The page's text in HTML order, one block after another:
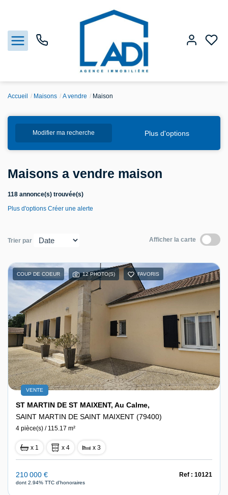
Vendre
Estimation
Agences
Accueil Maisons A vendre Maison
Modifier ma recherche Plus d'options
Maisons a vendre maison
118 annonce(s) trouvée(s)
Plus d'options Créer une alerte
Trier par Afficher la carte
COUP DE COEUR 12 PHOTO(S) FAVORIS
VENTE
ST MARTIN DE ST MAIXENT, Au Calme,
SAINT MARTIN DE SAINT MAIXENT (79400)
4 pièce(s) / 115.17 m²
x 1 x 4 x 3
210 000 €
dont 2.94% TTC d'honoraires
Ref : 10121